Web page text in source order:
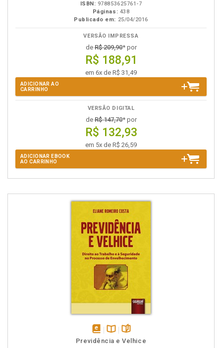
ISBN: 978853625761-7
Páginas: 438
Publicado em: 25/04/2016
VERSÃO IMPRESSA
deR$ 209,90* por
R$ 188,91
em 6x de R$ 31,49
ADICIONAR AO
CARRINHO
VERSÃO DIGITAL
deR$ 147,70* por
R$ 132,93
em 5x de R$ 26,59
ADICIONAR EBOOK
AO CARRINHO
disponívelDisponível
páginas
Previdência e Velhice